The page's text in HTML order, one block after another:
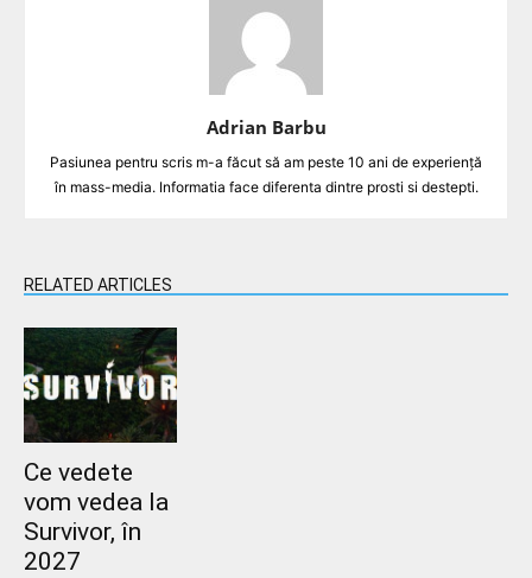
Adrian Barbu
Pasiunea pentru scris m-a făcut să am peste 10 ani de experiență
în mass-media. Informatia face diferenta dintre prosti si destepti.
RELATED ARTICLES
Ce vedete
vom vedea la
Survivor, în
2027